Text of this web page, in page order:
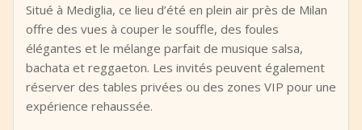
Situé à Mediglia, ce lieu d’été en plein air près de Milan
offre des vues à couper le souffle, des foules
élégantes et le mélange parfait de musique salsa,
bachata et reggaeton. Les invités peuvent également
réserver des tables privées ou des zones VIP pour une
expérience rehaussée.